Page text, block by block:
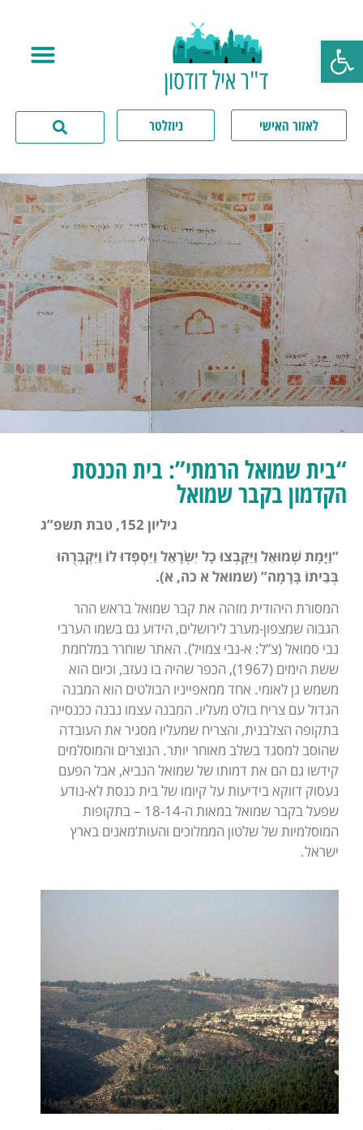
פתח סרגל נגישות
ד"ר איל דודסון
לאזור האישי ניוזלטר
“בית שמואל הרמתי”: בית הכנסת
הקדמון בקבר שמואל
גיליון 152, טבת תשפ”ג
“וַיָּמָת שְׁמוּאֵל וַיִּקָּבְצוּ כָל יִשְׂרָאֵל וַיִּסְפְּדוּ לוֹ וַיִּקְבְּרֻהוּ
בְּבֵיתוֹ בָּרָמָה” (שמואל א כה, א).
המסורת היהודית מזהה את קבר שמואל בראש ההר
הגבוה שמצפון-מערב לירושלים, הידוע גם בשמו הערבי
נבי סמואל (צ”ל: א-נבי צמויל). האתר שוחרר במלחמת
ששת הימים (1967), הכפר שהיה בו נעזב, וכיום הוא
משמש גן לאומי. אחד ממאפייניו הבולטים הוא המבנה
הגדול עם צריח בולט מעליו. המבנה עצמו נבנה ככנסייה
בתקופה הצלבנית, והצריח שמעליו מסגיר את העובדה
שהוסב למסגד בשלב מאוחר יותר. הנוצרים והמוסלמים
קידשו גם הם את דמותו של שמואל הנביא, אבל הפעם
נעסוק דווקא בידיעות על קיומו של בית כנסת לא-נודע
שפעל בקבר שמואל במאות ה-18-14 – בתקופות
המוסלמיות של שלטון הממלוכים והעות’מאנים בארץ
ישראל.